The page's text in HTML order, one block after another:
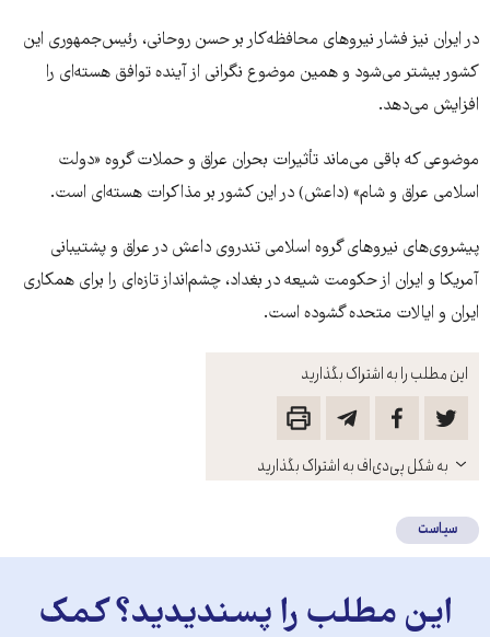
این مطلب را به اشتراک بگذارید
باز
کنید
به شکل پی‌دی‌اف به اشتراک بگذارید
در ایران نیز فشار نیروهای محافظه‌کار بر حسن روحانی، رئیس‌جمهوری این
کشور بیشتر می‌شود و همین موضوع نگرانی از آینده توافق هسته‌ای را
افزایش می‌دهد.
موضوعی که باقی می‌ماند تأثیرات بحران عراق و حملات گروه «دولت
اسلامی عراق و شام» (داعش) در این کشور بر مذاکرات هسته‌ای است.
پیشروی‌های نیروهای گروه اسلامی تندروی داعش در عراق و پشتیبانی
آمریکا و ایران از حکومت شیعه در بغداد، چشم‌انداز تازه‌ای را برای همکاری
ایران و ایالات متحده گشوده است.
سیاست
این مطلب را پسندیدید؟ کمک